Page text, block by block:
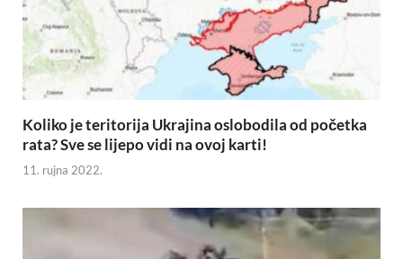
Koliko je teritorija Ukrajina oslobodila od početka
rata? Sve se lijepo vidi na ovoj karti!
11. rujna 2022.